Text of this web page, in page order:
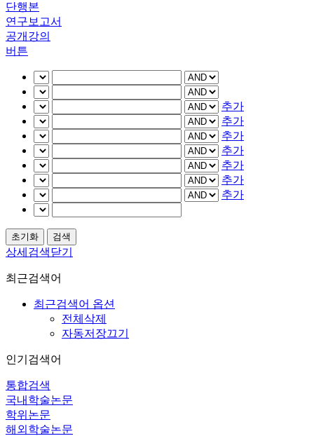
단행본
연구보고서
공개강의
버튼
추가
추가
추가
추가
추가
추가
추가
상세검색닫기
최근검색어
최근검색어 옵션
전체삭제
자동저장끄기
인기검색어
통합검색
국내학술논문
학위논문
해외학술논문